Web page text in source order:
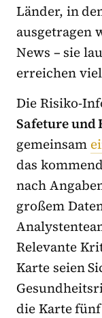
Länder, in
ausgetragen
News – sie
erreichen
Die Risiko-
Safeture und
gemeinsam
das
nach
großem
Relevante
Karte seien
die Karte